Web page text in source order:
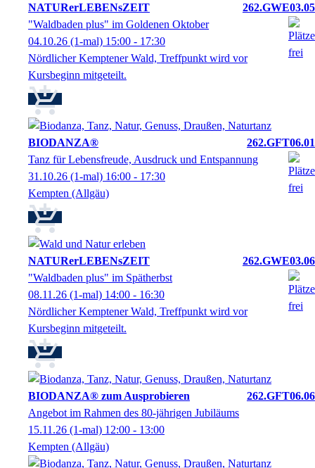
NATURerLEBENsZEIT
262.GWE03.05
"Waldbaden plus" im Goldenen Oktober
04.10.26 (1-mal) 15:00 - 17:30
Nördlicher Kemptener Wald, Treffpunkt wird vor
Kursbeginn mitgeteilt.
BIODANZA®
262.GFT06.01
Tanz für Lebensfreude, Ausdruck und Entspannung
31.10.26 (1-mal) 16:00 - 17:30
Kempten (Allgäu)
NATURerLEBENsZEIT
262.GWE03.06
"Waldbaden plus" im Spätherbst
08.11.26 (1-mal) 14:00 - 16:30
Nördlicher Kemptener Wald, Treffpunkt wird vor
Kursbeginn mitgeteilt.
BIODANZA® zum Ausprobieren
262.GFT06.06
Angebot im Rahmen des 80-jährigen Jubiläums
15.11.26 (1-mal) 12:00 - 13:00
Kempten (Allgäu)